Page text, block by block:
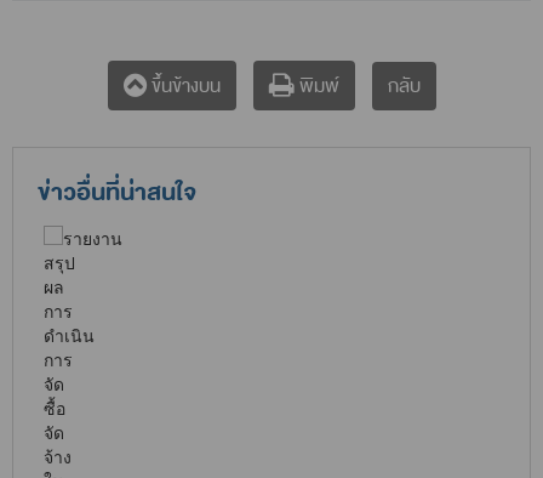
ขึ้นข้างบน พิมพ์ กลับ
ข่าวอื่นที่น่าสนใจ